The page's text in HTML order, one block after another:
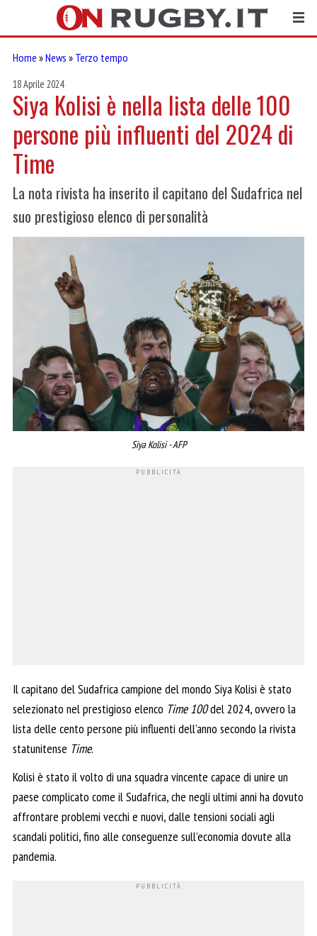
Home »News » Terzo tempo
18 Aprile 2024
Siya Kolisi è nella lista delle 100
persone più influenti del 2024 di
Time
La nota rivista ha inserito il capitano del Sudafrica nel
suo prestigioso elenco di personalità
Siya Kolisi - AFP
Il capitano del Sudafrica campione del mondo Siya Kolisi è stato
selezionato nel prestigioso elenco Time 100del 2024, ovvero la
lista delle cento persone più influenti dell’anno secondo la rivista
statunitense Time.
Kolisi è stato il volto di una squadra vincente capace di unire un
paese complicato come il Sudafrica, che negli ultimi anni ha dovuto
affrontare problemi vecchi e nuovi, dalle tensioni sociali agli
scandali politici, fino alle conseguenze sull’economia dovute alla
pandemia.